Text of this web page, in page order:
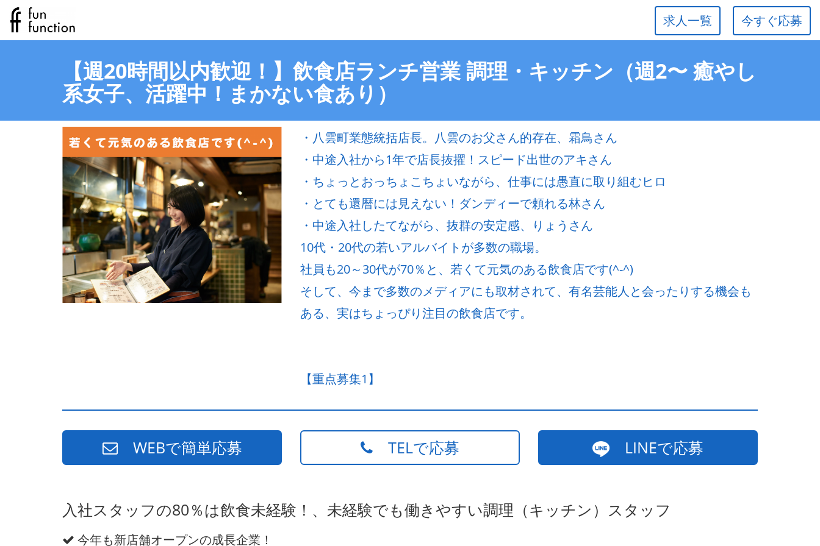
今すぐ応募
求人一覧
【週20時間以内歓迎！】飲食店ランチ営業 調理・キッチン（週2〜 癒やし
系女子、活躍中！まかない食あり）
・八雲町業態統括店長。八雲のお父さん的存在、霜鳥さん
・中途入社から1年で店長抜擢！スピード出世のアキさん
・ちょっとおっちょこちょいながら、仕事には愚直に取り組むヒロ
・とても還暦には見えない！ダンディーで頼れる林さん
・中途入社したてながら、抜群の安定感、りょうさん
10代・20代の若いアルバイトが多数の職場。
社員も20～30代が70％と、若くて元気のある飲食店です(^-^)
そして、今まで多数のメディアにも取材されて、有名芸能人と会ったりする機会も
ある、実はちょっぴり注目の飲食店です。
【重点募集1】
WEBで簡単応募 TELで応募 LINEで応募
入社スタッフの80％は飲食未経験！、未経験でも働きやすい調理（キッチン）スタッフ
今年も新店舗オープンの成長企業！